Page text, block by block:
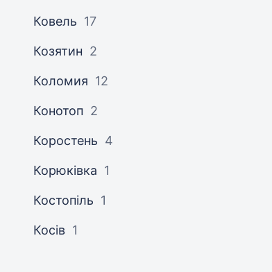
Ковель 17
Козятин 2
Коломия 12
Конотоп 2
Коростень 4
Корюківка 1
Костопіль 1
Косів 1